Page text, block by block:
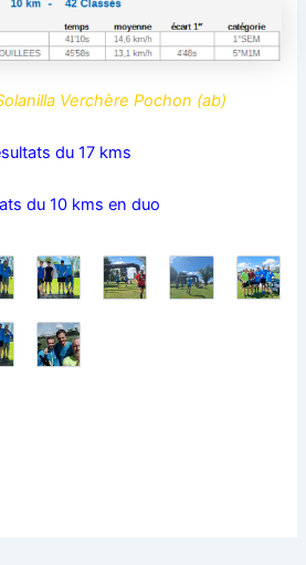
Verchère Pochon (ab)
du 17 kms
du 10 kms en duo